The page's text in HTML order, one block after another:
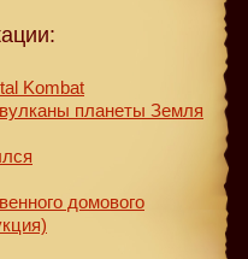
Kombat
планеты Земля
домового